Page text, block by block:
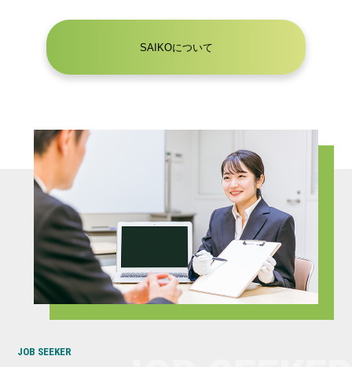
SAIKOについて
JOB SEEKER